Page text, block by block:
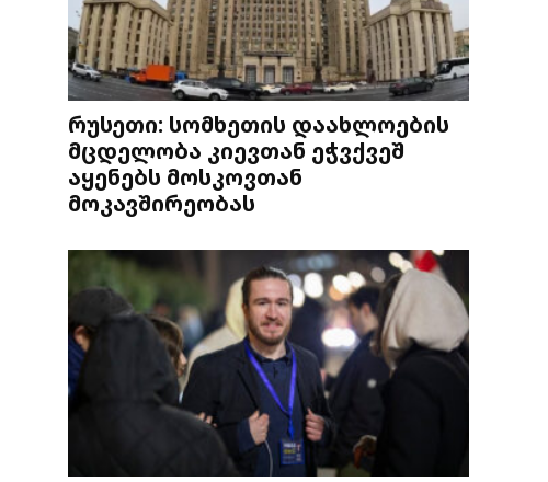
რუსეთი: სომხეთის დაახლოების
მცდელობა კიევთან ეჭვქვეშ
აყენებს მოსკოვთან
მოკავშირეობას